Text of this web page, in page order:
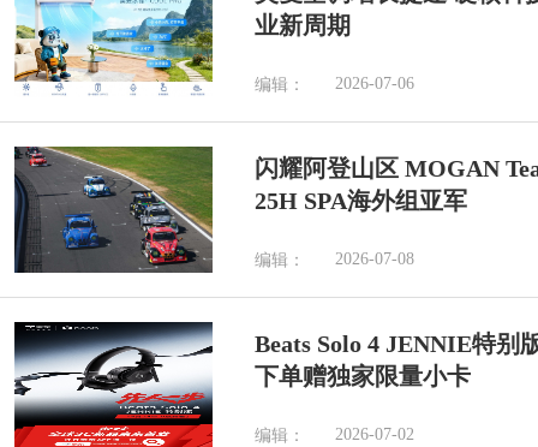
业新周期
编辑： 2026-07-06
闪耀阿登山区 MOGAN
25H SPA海外组亚军
编辑： 2026-07-08
Beats Solo 4 JENNIE特别
下单赠独家限量小卡
编辑： 2026-07-02